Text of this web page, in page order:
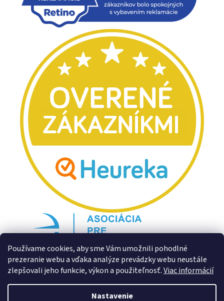
Používame cookies, aby sme Vám umožnili pohodlné
prezeranie webu a vďaka analýze prevádzky webu neustále
zlepšovali jeho funkcie, výkon a použiteľnosť.Viac informácií
Nastavenie